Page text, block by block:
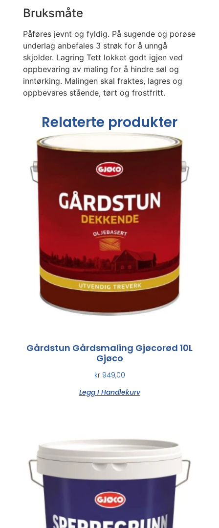
Bruksmåte
Påføres jevnt og fyldig. På sugende og porøse
underlag anbefales 3 strøk for å unngå
skjolder. Lagring Tett lokket godt igjen ved
oppbevaring av maling for å hindre søl og
inntørking. Malingen skal fraktes, lagres og
oppbevares stående, tørt og frostfritt.
Relaterte produkter
Gårdstun Gårdsmaling Gjøcorød 10L
Gjøco
kr949,00
Legg I Handlekurv